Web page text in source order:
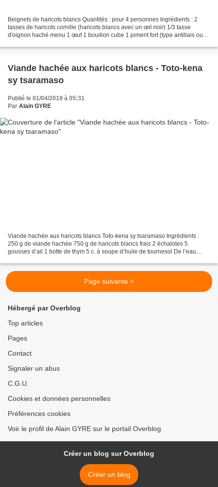
Beignets de haricots blancs Quantités : pour 4 personnes Ingrédients : 2
tasses de haricots cornille (haricots blancs avec un œil noir) 1/3 tasse
d'oignon haché menu 1 œuf 1 bouillon cube 1 piment fort (type antillais ou
Viande hachée aux haricots blancs - Toto-kena
sy tsaramaso
Publié le 01/04/2019 à 05:31
Par Alain GYRE
Viande hachée aux haricots blancs Toto-kena sy tsaramaso Ingrédients :
250 g de viande hachée 750 g de haricots blancs frais 2 échalotes 5
gousses d’ail 1 botte de thym 5 c. à soupe d’huile de tournesol De l’eau
Page suivante >
Hébergé par Overblog
Top articles
Pages
Contact
Signaler un abus
C.G.U.
Cookies et données personnelles
Préférences cookies
Voir le profil de Alain GYRE sur le portail Overblog
Créer un blog sur Overblog
Créer un blog